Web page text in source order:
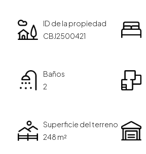
ID de la propiedad
CBJ2500421
Baños
2
Superficie del terreno
248 m²